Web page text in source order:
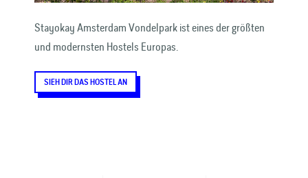
Stayokay Amsterdam Vondelpark ist eines der größten
und modernsten Hostels Europas.
SIEH DIR DAS HOSTEL AN